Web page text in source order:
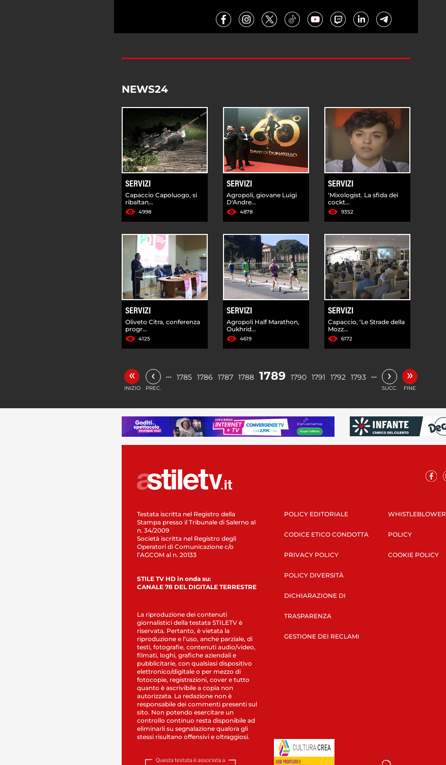
NEWS24
SERVIZI
Capaccio Capoluogo, si
ribaltan...
4998
SERVIZI
Agropoli, giovane Luigi
D'Andre...
4878
SERVIZI
‘Mixologist. La sfida dei
cockt...
9352
SERVIZI
Oliveto Citra, conferenza
progr...
4125
SERVIZI
Agropoli Half Marathon,
Oukhrid...
4619
SERVIZI
Capaccio, ‘Le Strade della
Mozz...
6172
«
INIZIO
‹
PREC.
… 1785 1786 1787 1788 1789 1790 1791 1792 1793 … ›
SUCC.
»
FINE
Testata iscritta nel Registro della
Stampa presso il Tribunale di Salerno al
n. 34/2009
Società iscritta nel Registro degli
Operatori di Comunicazione c/o
l’AGCOM al n. 20133
STILE TV HD in onda su:
CANALE 78 DEL DIGITALE TERRESTRE
La riproduzione dei contenuti
giornalistici della testata STILETV è
riservata. Pertanto, è vietata la
riproduzione e l’uso, anche parziale, di
testi, fotografie, contenuti audio/video,
filmati, loghi, grafiche aziendali e
pubblicitarie, con qualsiasi dispositivo
elettronico/digitale o per mezzo di
fotocopie, registrazioni, cover e tutto
quanto è ascrivibile a copia non
autorizzata. La redazione non è
responsabile dei commenti presenti sul
sito. Non potendo esercitare un
controllo continuo resta disponibile ad
eliminarli su segnalazione qualora gli
stessi risultano offensivi e oltraggiosi.
POLICY EDITORIALE
CODICE ETICO CONDOTTA
PRIVACY POLICY
POLICY DIVERSITÀ
DICHIARAZIONE DI
TRASPARENZA
GESTIONE DEI RECLAMI
WHISTLEBLOWER
POLICY
COOKIE POLICY